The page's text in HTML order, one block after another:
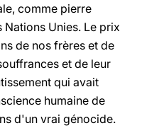
comme pierre
Unies. Le prix
de nos frères et de
et de leur
qui avait
humaine de
d'un vrai génocide.